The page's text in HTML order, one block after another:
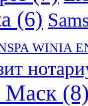
(6)
WINIA